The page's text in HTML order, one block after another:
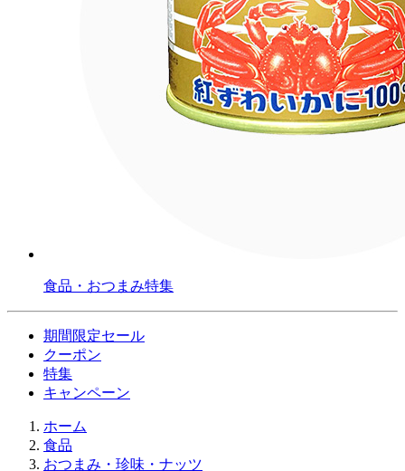
食品・おつまみ特集
期間限定セール
クーポン
特集
キャンペーン
ホーム
食品
おつまみ・珍味・ナッツ